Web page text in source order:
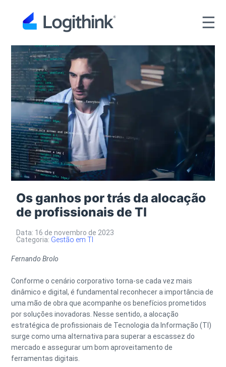
☰
Os ganhos por trás da alocação
de profissionais de TI
Data: 16 de novembro de 2023
Categoria: Gestão em TI
Fernando Brolo
Conforme o cenário corporativo torna-se cada vez mais
dinâmico e digital, é fundamental reconhecer a importância de
uma mão de obra que acompanhe os benefícios prometidos
por soluções inovadoras. Nesse sentido, a alocação
estratégica de profissionais de Tecnologia da Informação (TI)
surge como uma alternativa para superar a escassez do
mercado e assegurar um bom aproveitamento de
ferramentas digitais.